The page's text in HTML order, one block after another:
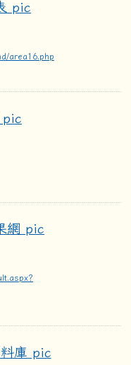
area16.php
客語認證詞